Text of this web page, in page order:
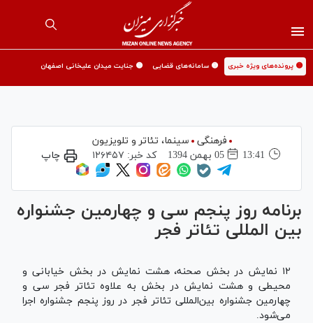
🟡 پرونده‌های ویژه خبری 🟡 سامانه‌های قضایی 🟡 جنایت میدان علیخانی اصفهان
فرهنگی
سینما،‌ تئاتر و تلویزیون
13:41
05 بهمن 1394 کد خبر: ۱۲۶۴۵۷ چاپ
برنامه روز پنجم سی و چهارمین جشنواره
بین المللی تئاتر فجر
۱۲ نمایش در بخش صحنه، هشت نمایش در بخش خیابانی و
محیطی و هشت نمایش در بخش به علاوه تئاتر فجر سی و
چهارمین جشنواره بین‌المللی تئاتر فجر در روز پنجم جشنواره اجرا
می‌شود.